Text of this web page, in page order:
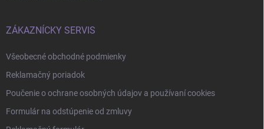
ZÁKAZNÍCKY SERVIS
Všeobecné obchodné podmienky
Reklamačný poriadok
Poučenie o ochrane osobných údajov a používaní cookies
Formulár na odstúpenie od zmluvy